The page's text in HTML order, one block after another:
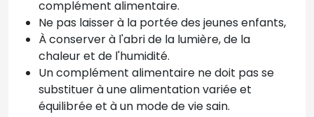
complément alimentaire.
Ne pas laisser à la portée des jeunes enfants,
À conserver à l'abri de la lumière, de la
chaleur et de l'humidité.
Un complément alimentaire ne doit pas se
substituer à une alimentation variée et
équilibrée et à un mode de vie sain.